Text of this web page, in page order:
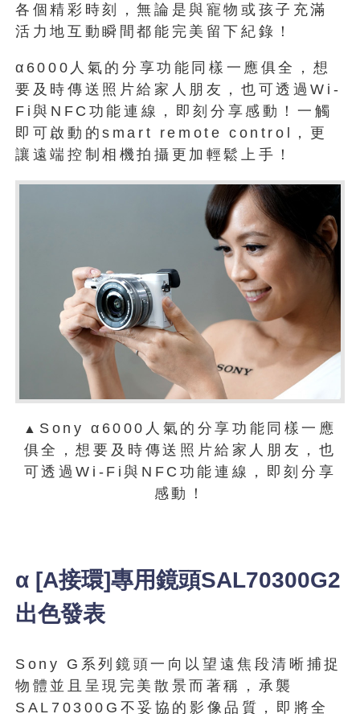
各個精彩時刻，無論是與寵物或孩子充滿
活力地互動瞬間都能完美留下紀錄！
α6000人氣的分享功能同樣一應俱全，想
要及時傳送照片給家人朋友，也可透過Wi-
Fi與NFC功能連線，即刻分享感動！一觸
即可啟動的smart remote control，更
讓遠端控制相機拍攝更加輕鬆上手！
▲ Sony α6000人氣的分享功能同樣一應
俱全，想要及時傳送照片給家人朋友，也
可透過Wi-Fi與NFC功能連線，即刻分享
感動！
α [A接環]專用鏡頭SAL70300G2
出色發表
Sony G系列鏡頭一向以望遠焦段清晰捕捉
物體並且呈現完美散景而著稱，承襲
SAL70300G不妥協的影像品質，即將全